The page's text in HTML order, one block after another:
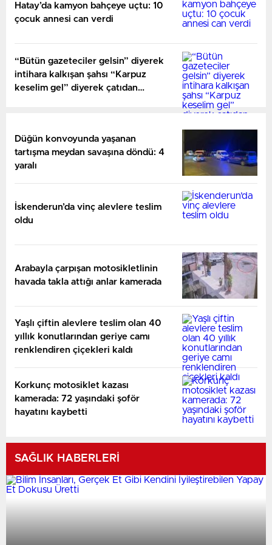
Hatay’da kamyon bahçeye uçtu: 10
çocuk annesi can verdi
“Bütün gazeteciler gelsin” diyerek
intihara kalkışan şahsı “Karpuz
keselim gel” diyerek çatıdan
Düğün konvoyunda yaşanan
tartışma meydan savaşına döndü: 4
yaralı
İskenderun’da vinç alevlere teslim
oldu
Arabayla çarpışan motosikletlinin
havada takla attığı anlar kamerada
Yaşlı çiftin alevlere teslim olan 40
yıllık konutlarından geriye camı
renklendiren çiçekleri kaldı
Korkunç motosiklet kazası
kamerada: 72 yaşındaki şoför
hayatını kaybetti
SAĞLIK HABERLERİ